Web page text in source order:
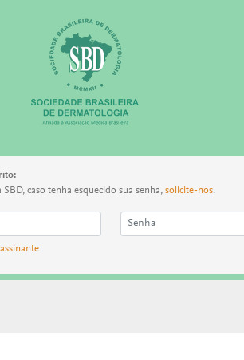
SBD, caso tenha esquecido sua senha, solicite-nos.